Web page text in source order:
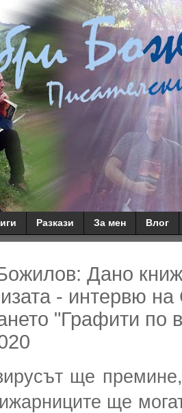
Разкази За мен Влог
Дано
- интервю
"Графити по
ще
ще